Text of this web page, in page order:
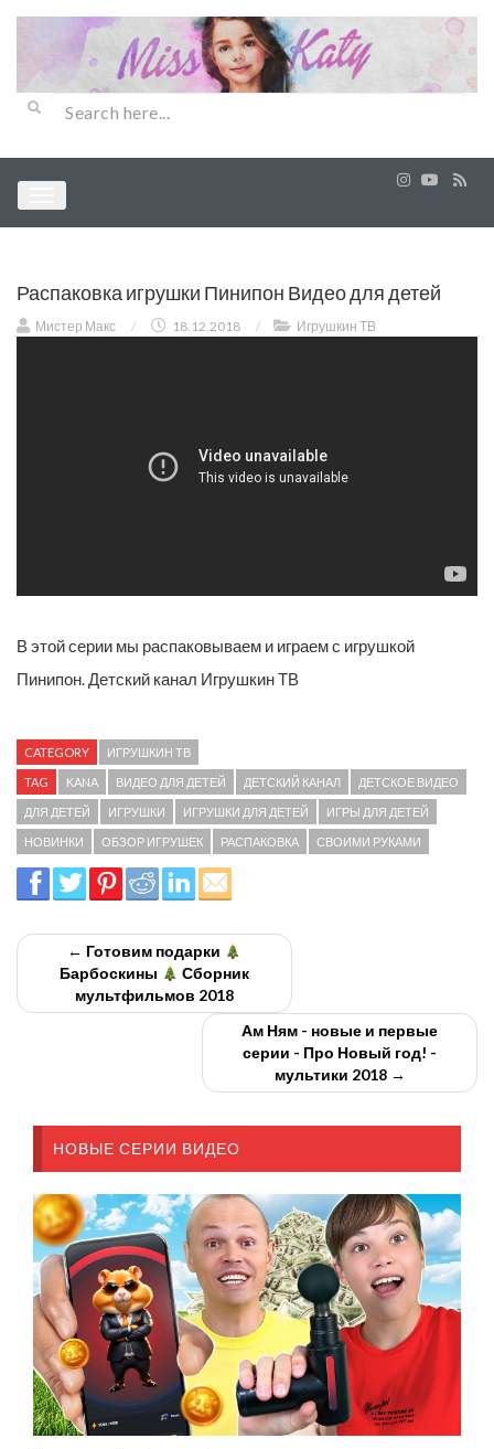
Распаковка игрушки Пинипон Видео для детей
Мистер Макс / 18.12.2018 / Игрушкин ТВ
В этой серии мы распаковываем и играем с игрушкой
Пинипон. Детский канал Игрушкин ТВ
CATEGORY ИГРУШКИН ТВ
TAG KANA ВИДЕО ДЛЯ ДЕТЕЙ ДЕТСКИЙ КАНАЛ ДЕТСКОЕ ВИДЕО
ДЛЯ ДЕТЕЙ ИГРУШКИ ИГРУШКИ ДЛЯ ДЕТЕЙ ИГРЫ ДЛЯ ДЕТЕЙ
НОВИНКИ ОБЗОР ИГРУШЕК РАСПАКОВКА СВОИМИ РУКАМИ
← Готовим подарки
Барбоскины
Сборник
мультфильмов 2018
Ам Ням - новые и первые
серии - Про Новый год! -
мультики 2018 →
НОВЫЕ СЕРИИ ВИДЕО